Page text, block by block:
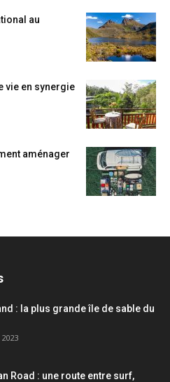
au
vie en synergie
aménager
: la plus grande île de sable du
Road : une route entre surf,